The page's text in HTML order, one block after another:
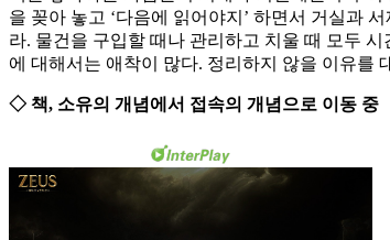
을 꽂아 놓고 ‘다음에 읽어야지’ 하면서 거실과
라. 물건을 구입할 때나 관리하고 치울 때 모두
에 대해서는 애착이 많다. 정리하지 않을 이유를
◇ 책, 소유의 개념에서 접속의 개념으로 이동 중